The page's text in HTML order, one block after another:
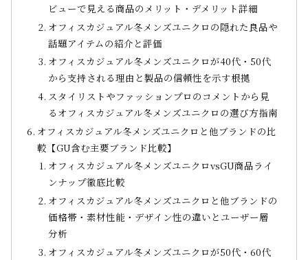
ビューで見える商品のメリット・デメリット詳細
オフィスカジュアル冬メンズユニクロの隠れた良品や
話題アイテムの紹介と評価
オフィスカジュアル冬メンズユニクロが40代・50代
から支持される理由と製品の信頼性を示す根拠
スタイリストやファッションプロのコメントから見
るオフィスカジュアル冬メンズユニクロの選び方指南
オフィスカジュアル冬メンズユニクロと他ブランドの比
較【GU含む主要ブランド比較】
オフィスカジュアル冬メンズユニクロvsGU商品ライ
ンナップ徹底比較
オフィスカジュアル冬メンズユニクロと他ブランドの
価格帯・素材性能・デザイン性の違いとユーザー層
分析
オフィスカジュアル冬メンズユニクロが50代・60代